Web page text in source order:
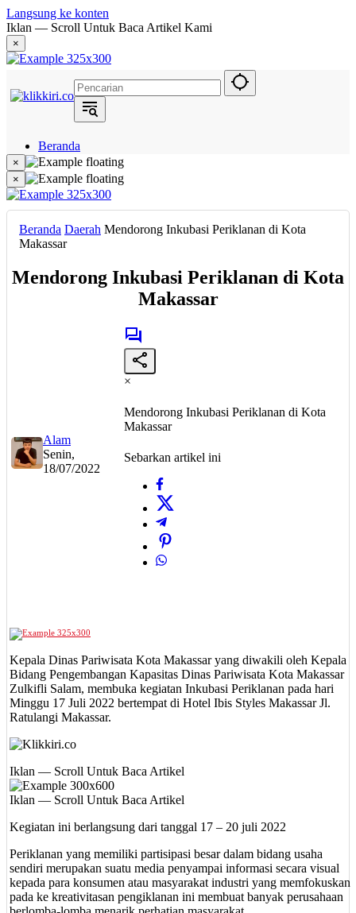
Langsung ke konten
Iklan — Scroll Untuk Baca Artikel Kami
×
Beranda
Hukum
Berita
Politik
Narasi
Metropolis
Eksekutif
×
×
Beranda Daerah Mendorong Inkubasi Periklanan di Kota
Makassar
Mendorong Inkubasi Periklanan di Kota
Makassar
Alam
Senin,
18/07/2022
×
Mendorong Inkubasi Periklanan di Kota
Makassar
Sebarkan artikel ini
Kepala Dinas Pariwisata Kota Makassar yang diwakili oleh Kepala
Bidang Pengembangan Kapasitas Dinas Pariwisata Kota Makassar
Zulkifli Salam, membuka kegiatan Inkubasi Periklanan pada hari
Minggu 17 Juli 2022 bertempat di Hotel Ibis Styles Makassar Jl.
Ratulangi Makassar.
Iklan — Scroll Untuk Baca Artikel
Iklan — Scroll Untuk Baca Artikel
Kegiatan ini berlangsung dari tanggal 17 – 20 juli 2022
Periklanan yang memiliki partisipasi besar dalam bidang usaha
sendiri merupakan suatu media penyampai informasi secara visual
kepada para konsumen atau masyarakat industri yang memfokuskan
pada ke kreativitasan pengiklanan ini membuat banyak perusahaan